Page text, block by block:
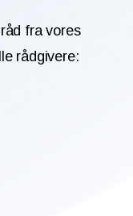
fra vores
rådgivere: